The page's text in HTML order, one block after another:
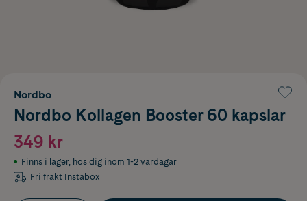
Nordbo
Nordbo Kollagen Booster 60 kapslar
349 kr
Finns i lager, hos dig inom 1-2 vardagar
Fri frakt Instabox